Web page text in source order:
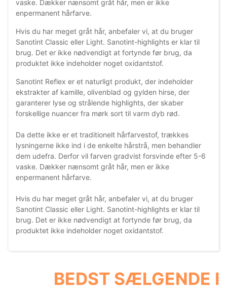
vaske. Dækker nænsomt gråt hår, men er ikke
enpermanent hårfarve.
Hvis du har meget gråt hår, anbefaler vi, at du bruger
Sanotint Classic eller Light. Sanotint-highlights er klar til
brug. Det er ikke nødvendigt at fortynde før brug, da
produktet ikke indeholder noget oxidantstof.
Sanotint Reflex er et naturligt produkt, der indeholder
ekstrakter af kamille, olivenblad og gylden hirse, der
garanterer lyse og strålende highlights, der skaber
forskellige nuancer fra mørk sort til varm dyb rød.
Da dette ikke er et traditionelt hårfarvestof, trækkes
lysningerne ikke ind i de enkelte hårstrå, men behandler
dem udefra. Derfor vil farven gradvist forsvinde efter 5-6
vaske. Dækker nænsomt gråt hår, men er ikke
enpermanent hårfarve.
Hvis du har meget gråt hår, anbefaler vi, at du bruger
Sanotint Classic eller Light. Sanotint-highlights er klar til
brug. Det er ikke nødvendigt at fortynde før brug, da
produktet ikke indeholder noget oxidantstof.
BEDST SÆLGENDE I